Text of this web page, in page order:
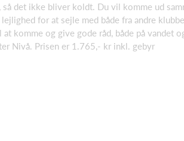
det ikke bliver koldt. Du vil komme ud
for at sejle med både fra andre
komme og give gode råd, både på vandet
Nivå. Prisen er 1.765,- kr inkl. gebyr